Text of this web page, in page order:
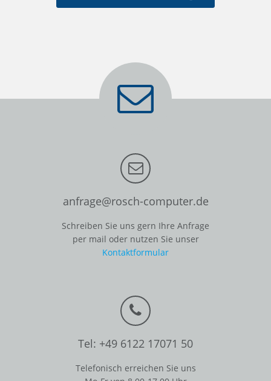
anfrage@rosch-computer.de
Schreiben Sie uns gern Ihre Anfrage
per mail oder nutzen Sie unser
Kontaktformular
Tel: +49 6122 17071 50
Telefonisch erreichen Sie uns